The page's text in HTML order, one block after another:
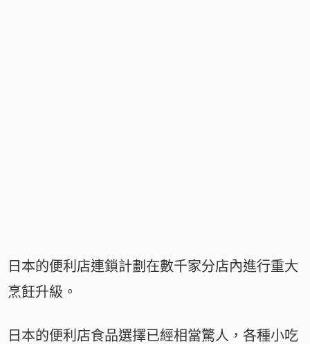
日本的便利店連鎖計劃在數千家分店內進行重大
烹飪升級。
日本的便利店食品選擇已經相當驚人，各種小吃